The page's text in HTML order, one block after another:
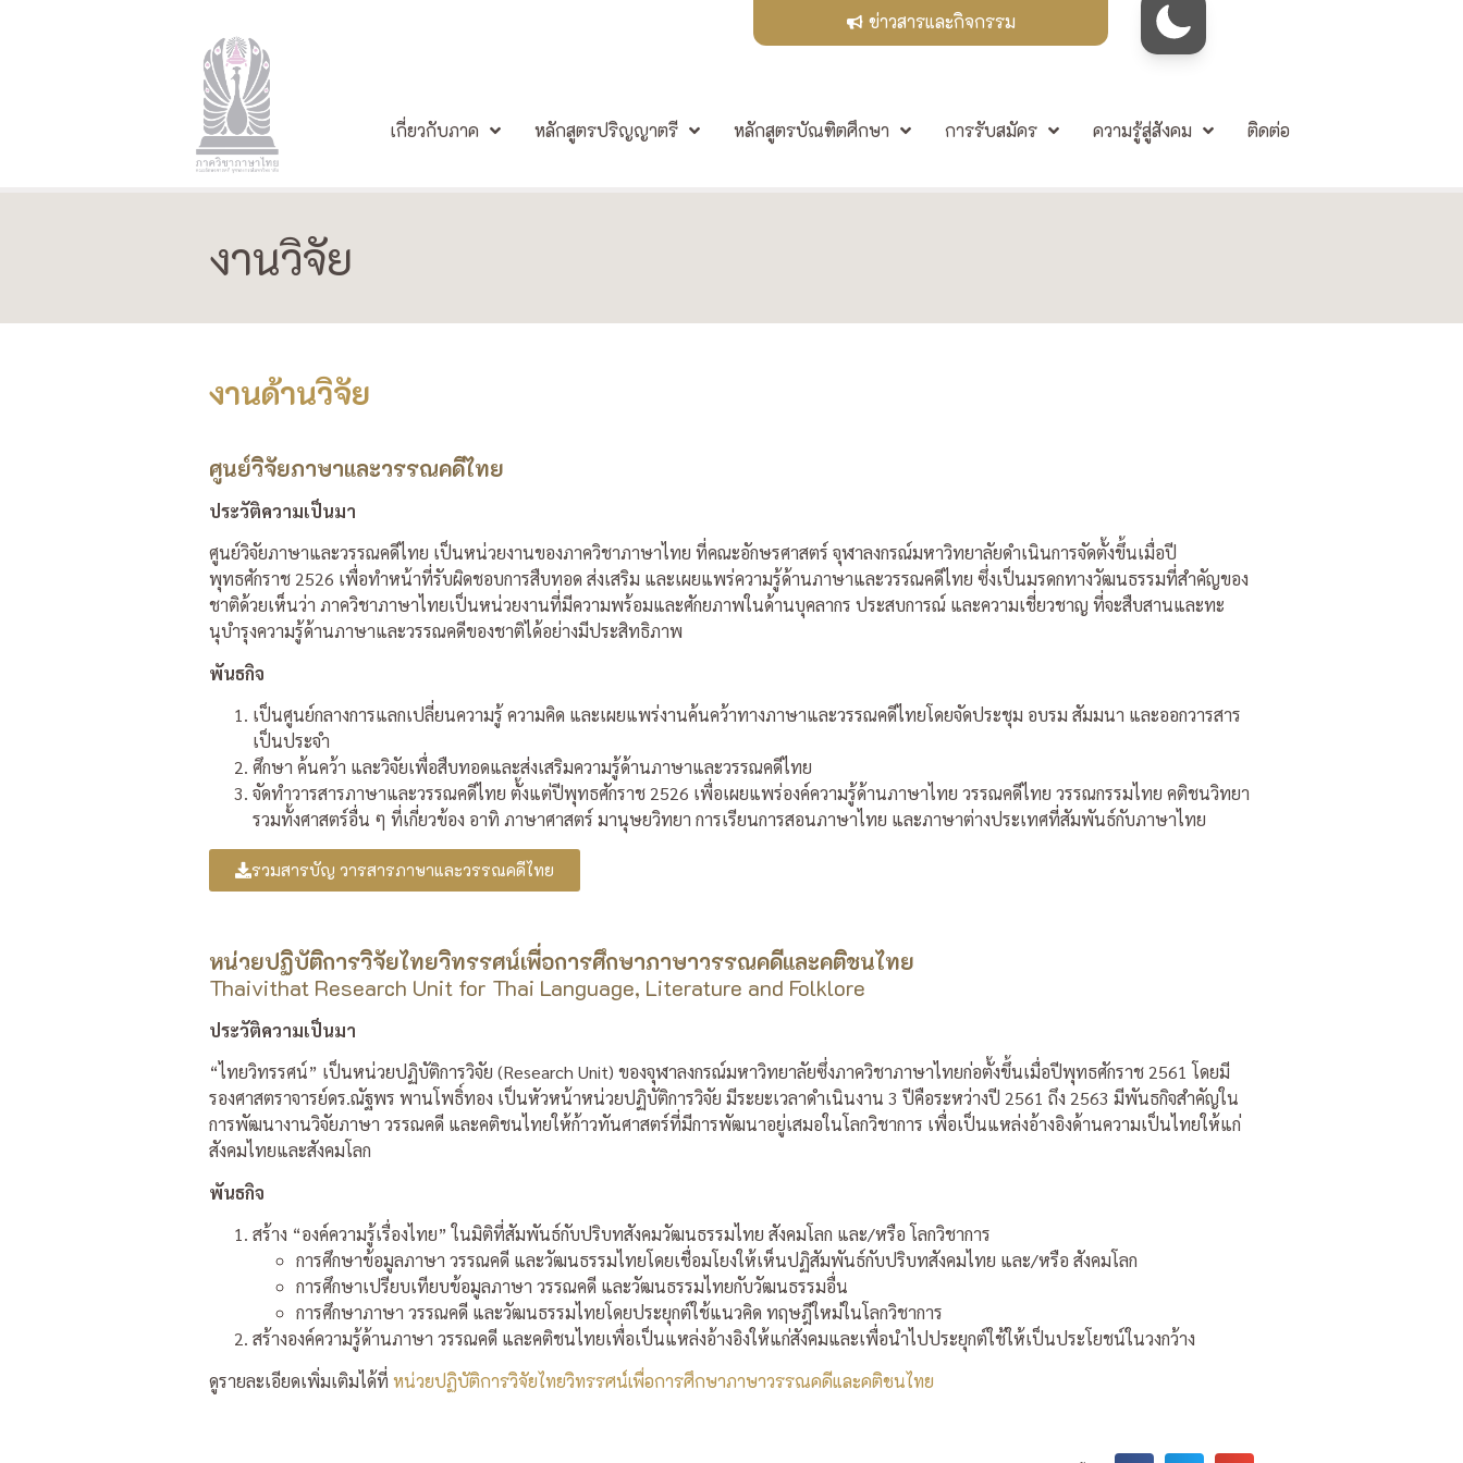
ข่าวสารและกิจกรรม
เกี่ยวกับภาค หลักสูตรปริญญาตรี หลักสูตรบัณฑิตศึกษา การรับสมัคร ความรู้สู่สังคม ติดต่อ
งานวิจัย
งานด้านวิจัย
ศูนย์วิจัยภาษาและวรรณคดีไทย
ประวัติความเป็นมา
ศูนย์วิจัยภาษาและวรรณคดีไทย เป็นหน่วยงานของภาควิชาภาษาไทย ที่คณะอักษรศาสตร์ จุฬาลงกรณ์มหาวิทยาลัยดําเนินการจัดตั้งขึ้นเมื่อปี
พุทธศักราช 2526 เพื่อทําหน้าที่รับผิดชอบการสืบทอด ส่งเสริม และเผยแพร่ความรู้ด้านภาษาและวรรณคดีไทย ซึ่งเป็นมรดกทางวัฒนธรรมที่สําคัญของ
ชาติด้วยเห็นว่า ภาควิชาภาษาไทยเป็นหน่วยงานที่มีความพร้อมและศักยภาพในด้านบุคลากร ประสบการณ์ และความเชี่ยวชาญ ที่จะสืบสานและทะ
นุบํารุงความรู้ด้านภาษาและวรรณคดีของชาติได้อย่างมีประสิทธิภาพ
พันธกิจ
เป็นศูนย์กลางการแลกเปลี่ยนความรู้ ความคิด และเผยแพร่งานค้นคว้าทางภาษาและวรรณคดีไทยโดยจัดประชุม อบรม สัมมนา และออกวารสาร
เป็นประจํา
ศึกษา ค้นคว้า และวิจัยเพื่อสืบทอดและส่งเสริมความรู้ด้านภาษาและวรรณคดีไทย
จัดทําวารสารภาษาและวรรณคดีไทย ตั้งแต่ปีพุทธศักราช 2526 เพื่อเผยแพร่องค์ความรู้ด้านภาษาไทย วรรณคดีไทย วรรณกรรมไทย คติชนวิทยา
รวมทั้งศาสตร์อื่น ๆ ที่เกี่ยวข้อง อาทิ ภาษาศาสตร์ มานุษยวิทยา การเรียนการสอนภาษาไทย และภาษาต่างประเทศที่สัมพันธ์กับภาษาไทย
รวมสารบัญ วารสารภาษาและวรรณคดีไทย
หน่วยปฏิบัติการวิจัยไทยวิทรรศน์เพื่อการศึกษาภาษาวรรณคดีและคติชนไทย
Thaivithat Research Unit for Thai Language, Literature and Folklore
ประวัติความเป็นมา
“ไทยวิทรรศน์” เป็นหน่วยปฏิบัติการวิจัย (Research Unit) ของจุฬาลงกรณ์มหาวิทยาลัยซึ่งภาควิชาภาษาไทยก่อตั้งขึ้นเมื่อปีพุทธศักราช 2561 โดยมี
รองศาสตราจารย์ดร.ณัฐพร พานโพธิ์ทอง เป็นหัวหน้าหน่วยปฏิบัติการวิจัย มีระยะเวลาดําเนินงาน 3 ปีคือระหว่างปี 2561 ถึง 2563 มีพันธกิจสําคัญใน
การพัฒนางานวิจัยภาษา วรรณคดี และคติชนไทยให้ก้าวทันศาสตร์ที่มีการพัฒนาอยู่เสมอในโลกวิชาการ เพื่อเป็นแหล่งอ้างอิงด้านความเป็นไทยให้แก่
สังคมไทยและสังคมโลก
พันธกิจ
สร้าง “องค์ความรู้เรื่องไทย” ในมิติที่สัมพันธ์กับปริบทสังคมวัฒนธรรมไทย สังคมโลก และ/หรือ โลกวิชาการ
การศึกษาข้อมูลภาษา วรรณคดี และวัฒนธรรมไทยโดยเชื่อมโยงให้เห็นปฏิสัมพันธ์กับปริบทสังคมไทย และ/หรือ สังคมโลก
การศึกษาเปรียบเทียบข้อมูลภาษา วรรณคดี และวัฒนธรรมไทยกับวัฒนธรรมอื่น
การศึกษาภาษา วรรณคดี และวัฒนธรรมไทยโดยประยุกต์ใช้แนวคิด ทฤษฎีใหม่ในโลกวิชาการ
สร้างองค์ความรู้ด้านภาษา วรรณคดี และคติชนไทยเพื่อเป็นแหล่งอ้างอิงให้แก่สังคมและเพื่อนําไปประยุกต์ใช้ให้เป็นประโยชน์ในวงกว้าง
ดูรายละเอียดเพิ่มเติมได้ที่ หน่วยปฏิบัติการวิจัยไทยวิทรรศน์เพื่อการศึกษาภาษาวรรณคดีและคติชนไทย